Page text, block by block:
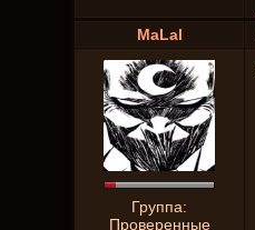
MaLal
Группа:
Проверенные